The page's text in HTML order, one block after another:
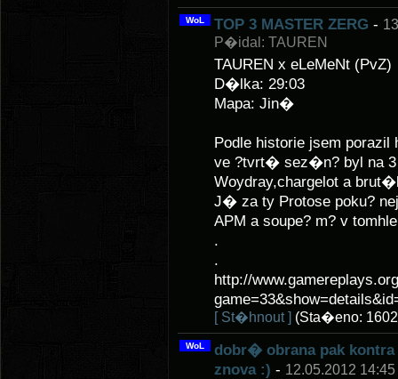
WoL TOP 3 MASTER ZERG -
P�idal: TAUREN
TAUREN x eLeMeNt (PvZ)
D�lka: 29:03
Mapa: Jin�
Podle historie jsem
ve ?tvrt� sez�n? byl na
Woydray,chargelot a
J� za ty Protose poku?
APM a soupe? m? v
.
.
http://
[ St�hnout ] (Sta�eno:
WoL
dobr� obrana pak
znova :) - 12.05.2012 14:45